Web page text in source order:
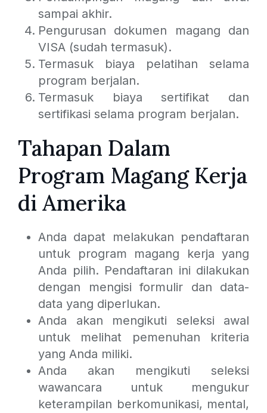
sampai akhir.
Pengurusan dokumen magang dan
VISA (sudah termasuk).
Termasuk biaya pelatihan selama
program berjalan.
Termasuk biaya sertifikat dan
sertifikasi selama program berjalan.
Tahapan Dalam
Program Magang Kerja
di Amerika
Anda dapat melakukan pendaftaran
untuk program magang kerja yang
Anda pilih. Pendaftaran ini dilakukan
dengan mengisi formulir dan data-
data yang diperlukan.
Anda akan mengikuti seleksi awal
untuk melihat pemenuhan kriteria
yang Anda miliki.
Anda akan mengikuti seleksi
wawancara untuk mengukur
keterampilan berkomunikasi, mental,